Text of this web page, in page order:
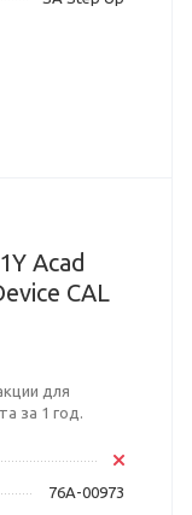
Acad
CAL
для
за 1 год.
76A-00973